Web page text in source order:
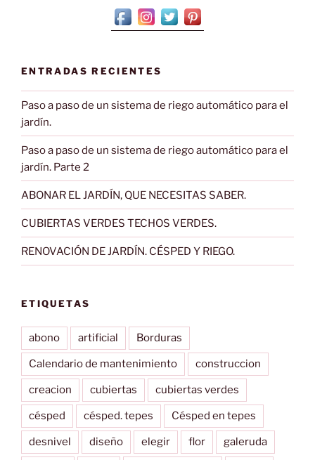
ENTRADAS RECIENTES
Paso a paso de un sistema de riego automático para el
jardín.
Paso a paso de un sistema de riego automático para el
jardín. Parte 2
ABONAR EL JARDÍN, QUE NECESITAS SABER.
CUBIERTAS VERDES TECHOS VERDES.
RENOVACIÓN DE JARDÍN. CÉSPED Y RIEGO.
ETIQUETAS
abono artificial Borduras
Calendario de mantenimiento construccion
creacion cubiertas cubiertas verdes
césped césped. tepes Césped en tepes
desnivel diseño elegir flor galeruda